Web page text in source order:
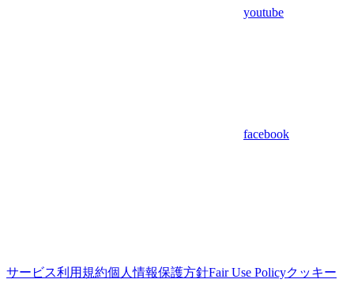
youtube
facebook
サービス利用規約個人情報保護方針Fair Use Policyクッキー